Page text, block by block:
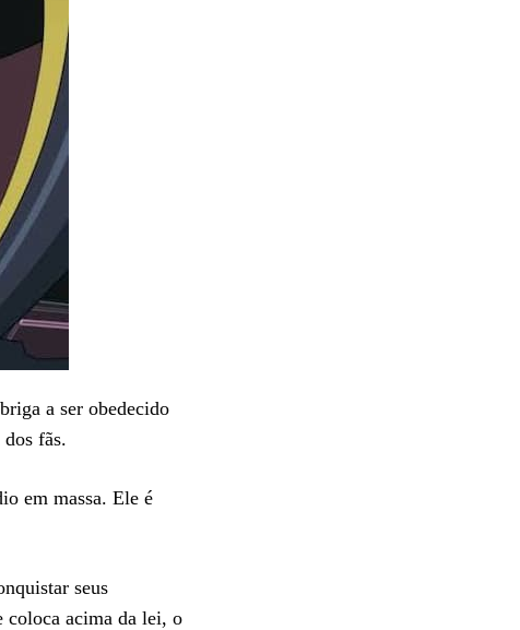
a ser obedecido
fãs.
em massa. Ele é
seus
coloca acima da lei, o